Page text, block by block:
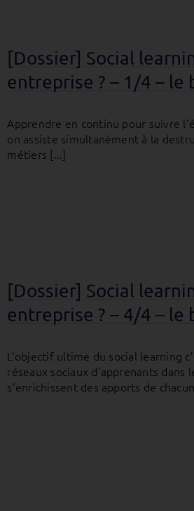
[Dossier] Social
entreprise ? – 1/4 – le
Apprendre en continu pour suivre
on assiste simultanément à la
métiers [...]
[Dossier] Social
entreprise ? – 4/4 – le
L’objectif ultime du social learning
réseaux sociaux d’apprenants
s’enrichissent des apports de